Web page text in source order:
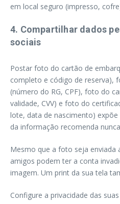
em local seguro (impresso,
4. Compartilhar dados
sociais
Postar foto do cartão de
completo e código de reserva),
(número do RG, CPF), foto do
validade, CVV) e foto do
lote, data de nascimento) expõe
da informação recomenda
Mesmo que a foto seja enviada
amigos podem ter a conta
imagem. Um print da sua tela
Configure a privacidade das